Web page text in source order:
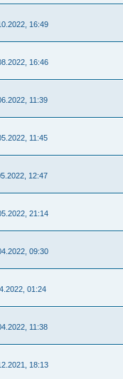
16:49
16:46
11:39
11:45
12:47
21:14
09:30
01:24
11:38
18:13